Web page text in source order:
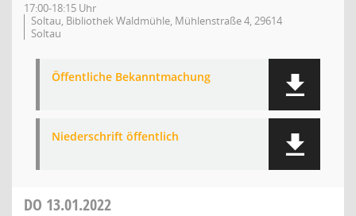
17:00-18:15 Uhr
Soltau, Bibliothek Waldmühle, Mühlenstraße 4, 29614
Soltau
Öffentliche Bekanntmachung
Niederschrift öffentlich
DO 13.01.2022